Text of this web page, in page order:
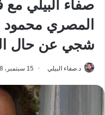
صفاء البيلي
المصري
شجي عن حال
د.صفاء البيلي 15 سبتمبر، 2018